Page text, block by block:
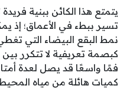
يتمتع هذا الكائن ببنية
تسير ببطء في الأعماق؛ إذ
نمط البقع البيضاء التي
كبصمة تعريفية لا تتكرر
فمًا واسعًا قد يصل لعدة
كميات هائلة من مياه